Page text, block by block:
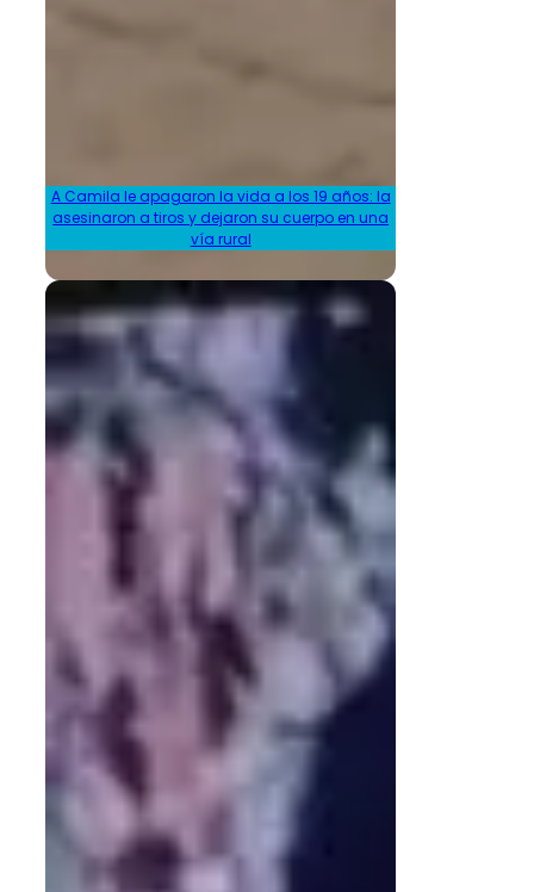
A Camila le apagaron la vida a los 19 años: la
asesinaron a tiros y dejaron su cuerpo en una
vía rural